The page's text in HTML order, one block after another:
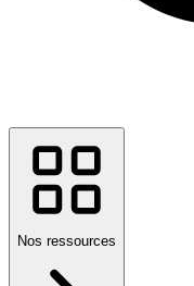
Nos ressources